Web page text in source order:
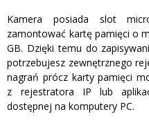
Kamera posiada slot
zamontować kartę pamięci o
GB. Dzięki temu do
potrzebujesz zewnętrznego
nagrań prócz karty pamięci
z rejestratora IP lub
dostępnej na komputery PC.